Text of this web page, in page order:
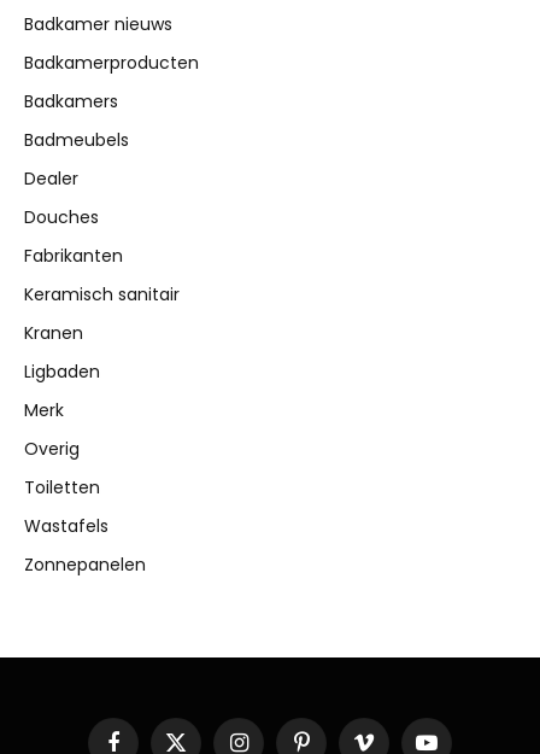
Badkamer nieuws
Badkamerproducten
Badkamers
Badmeubels
Dealer
Douches
Fabrikanten
Keramisch sanitair
Kranen
Ligbaden
Merk
Overig
Toiletten
Wastafels
Zonnepanelen